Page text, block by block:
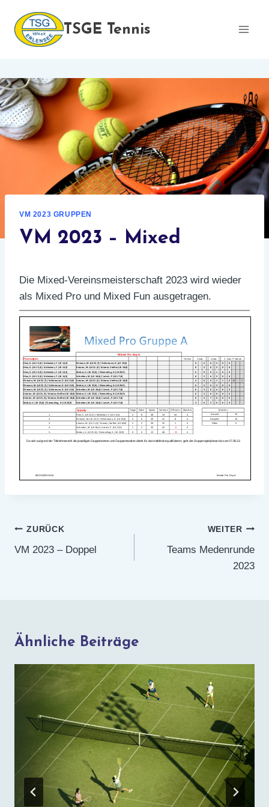
Inhalt
springen
TSGE Tennis
VM 2023 GRUPPEN
VM 2023 – Mixed
Die Mixed-Vereinsmeisterschaft 2023 wird wieder
als Mixed Pro und Mixed Fun ausgetragen.
Beitragsnavigation
ZURÜCK
VM 2023 – Doppel
WEITER
Teams Medenrunde
2023
Ähnliche Beiträge